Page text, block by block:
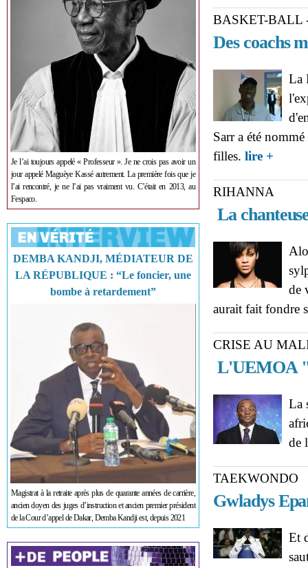
Je l’ai toujours appelé « Professeur ». Je ne crois pas avoir un
jour appelé Maguèye Kassé autrement. La première fois que je
l’ai rencontré, je ne l’ai pas vraiment vu. C’était en 2013, au
Fespaco.
DEMBA KANDJI, MÉDIATEUR DE
LA RÉPUBLIQUE : “Le foncier, une
bombe à retardement”
Magistrat à la retraite après plus de quarante années de carrière,
ancien doyen des juges d’instruction et ancien premier président
de la Cour d’appel de Dakar, Demba Kandji est, depuis 2021
BASKET-BALL
Des coachs
La
Sarr a été
filles. lire +
RIHANNA
La
de
aurait fait fondre
CRISE AU
L'UEMOA
La
de
TAEKWONDO
Gwladys
Et